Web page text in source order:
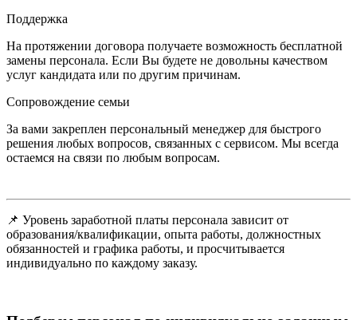
Поддержка
На протяжении договора получаете возможность бесплатной
замены персонала. Если Вы будете не довольны качеством
услуг кандидата или по другим причинам.
Сопровождение семьи
За вами закреплен персональный менеджер для быстрого
решения любых вопросов, связанных с сервисом. Мы всегда
остаемся на связи по любым вопросам.
📌 Уровень заработной платы персонала зависит от
образования/квалификации, опыта работы, должностных
обязанностей и графика работы, и просчитывается
индивидуально по каждому заказу.